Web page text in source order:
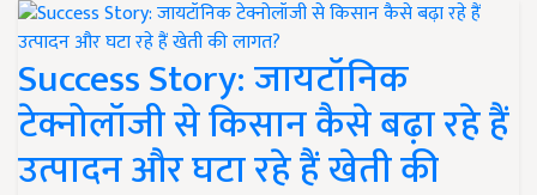
Success Story: जायटॉनिक
टेक्नोलॉजी से किसान कैसे बढ़ा रहे हैं
उत्पादन और घटा रहे हैं खेती की